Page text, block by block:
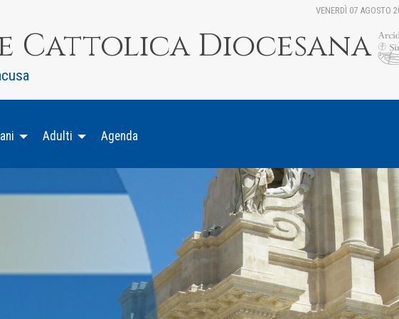
VENERDÌ 07 AGOSTO
Cattolica Diocesana
Adulti Agenda